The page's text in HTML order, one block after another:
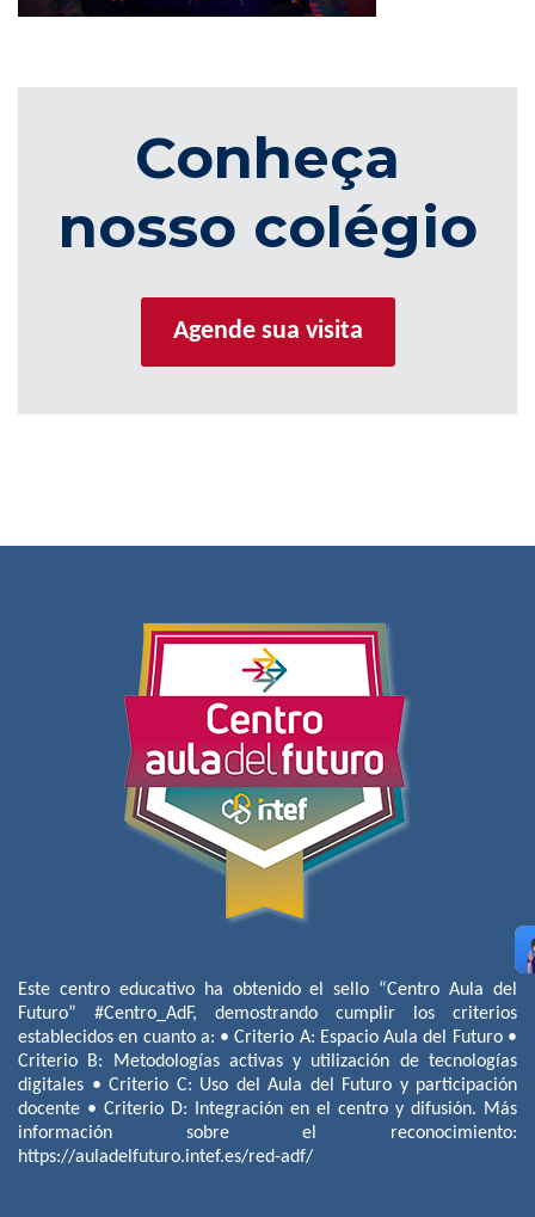
Conheça
nosso colégio
Agende sua visita
Este centro educativo ha obtenido el sello “Centro Aula del
Futuro” #Centro_AdF, demostrando cumplir los criterios
establecidos en cuanto a: • Criterio A: Espacio Aula del Futuro •
Criterio B: Metodologías activas y utilización de tecnologías
digitales • Criterio C: Uso del Aula del Futuro y participación
docente • Criterio D: Integración en el centro y difusión. Más
información sobre el reconocimiento:
https://auladelfuturo.intef.es/red-adf/